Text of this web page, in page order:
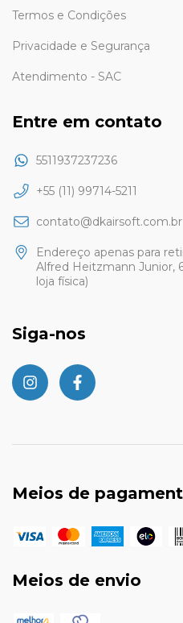
Termos e Condições
Privacidade e Segurança
Atendimento - SAC
Entre em contato
5511937237236
+55 (11) 99714-5211
contato@dkairsoft.com.br
Endereço apenas para
Alfred Heitzmann Junior,
loja física)
Siga-nos
Meios de
Meios de envio